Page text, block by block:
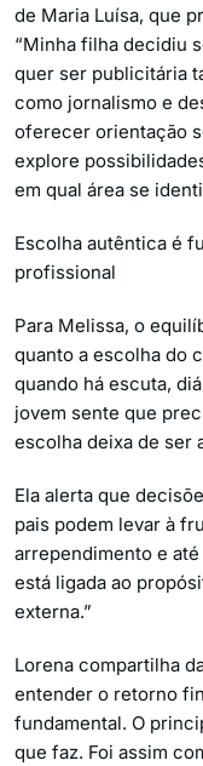
de Maria Luísa, que
“Minha filha decidiu
quer ser publicitária
como jornalismo e
oferecer orientação
explore
em qual área se
Escolha autêntica é
profissional
Para Melissa, o
quanto a escolha do
quando há escuta,
jovem sente que
escolha deixa de ser
Ela alerta que
pais podem levar à
arrependimento e
está ligada ao
externa.”
Lorena compartilha
entender o retorno
fundamental. O
que faz. Foi assim